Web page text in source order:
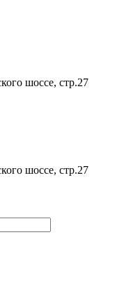
шоссе, стр.27
шоссе, стр.27